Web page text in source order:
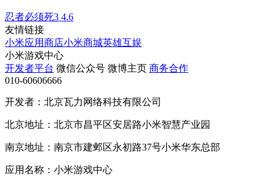
忍者必须死3 4.6
友情链接
小米应用商店小米商城英雄互娱
小米游戏中心
开发者平台 微信公众号 微博主页 商务合作
010-60606666
开发者：北京瓦力网络科技有限公司
北京地址：北京市昌平区安居路小米智慧产业园
南京地址：南京市建邺区永初路37号小米华东总部
应用名称：小米游戏中心